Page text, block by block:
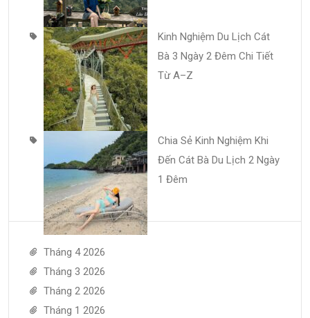
Kinh Nghiệm Du Lịch Cát
Bà 3 Ngày 2 Đêm Chi Tiết
Từ A–Z
Chia Sẻ Kinh Nghiệm Khi
Đến Cát Bà Du Lịch 2 Ngày
1 Đêm
Tháng 4 2026
Tháng 3 2026
Tháng 2 2026
Tháng 1 2026